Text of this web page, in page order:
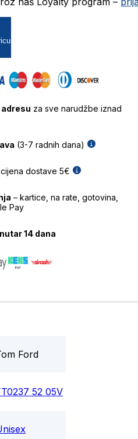
za sve narudžbe iznad
(3-7 radnih dana)
dostave 5€
– kartice, na rate, gotovina,
Pay
14 dana
Ford
52 05V